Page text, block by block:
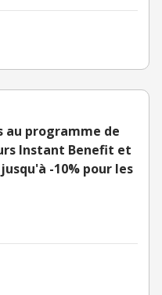
au programme de
Instant Benefit et
-10% pour les